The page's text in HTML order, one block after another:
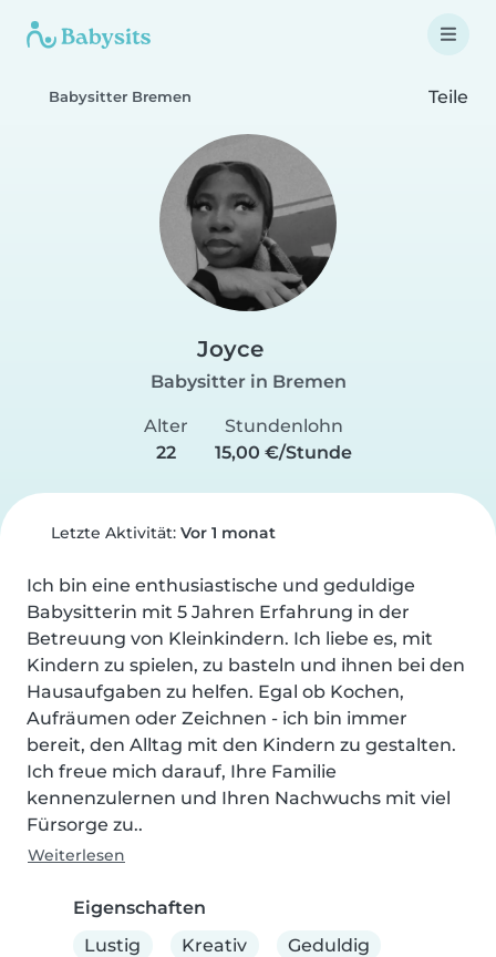
Babysitter Bremen Teile
Joyce
Babysitter in Bremen
Alter
22
Stundenlohn
15,00 €/Stunde
Letzte Aktivität: Vor 1 monat
Ich bin eine enthusiastische und geduldige
Babysitterin mit 5 Jahren Erfahrung in der
Betreuung von Kleinkindern. Ich liebe es, mit
Kindern zu spielen, zu basteln und ihnen bei den
Hausaufgaben zu helfen. Egal ob Kochen,
Aufräumen oder Zeichnen - ich bin immer
bereit, den Alltag mit den Kindern zu gestalten.
Ich freue mich darauf, Ihre Familie
kennenzulernen und Ihren Nachwuchs mit viel
Fürsorge zu..
Weiterlesen
Eigenschaften
Lustig
Kreativ Geduldig